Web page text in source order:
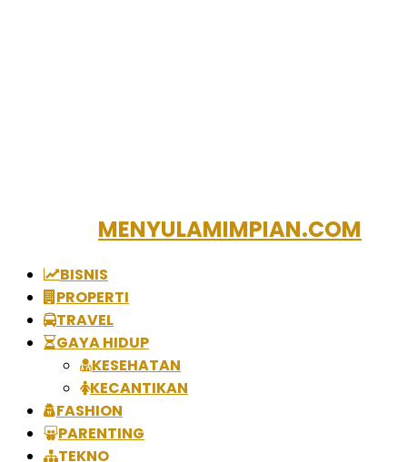
MENYULAMIMPIAN.COM
BISNIS
PROPERTI
TRAVEL
GAYA HIDUP
KESEHATAN
KECANTIKAN
FASHION
PARENTING
TEKNO